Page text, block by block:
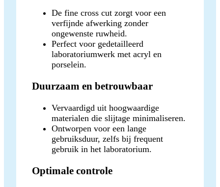
De fine cross cut zorgt voor een
verfijnde afwerking zonder
ongewenste ruwheid.
Perfect voor gedetailleerd
laboratoriumwerk met acryl en
porselein.
Duurzaam en betrouwbaar
Vervaardigd uit hoogwaardige
materialen die slijtage minimaliseren.
Ontworpen voor een lange
gebruiksduur, zelfs bij frequent
gebruik in het laboratorium.
Optimale controle